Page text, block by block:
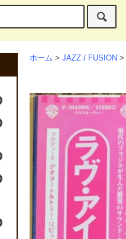
ホーム > JAZZ / FUSION >